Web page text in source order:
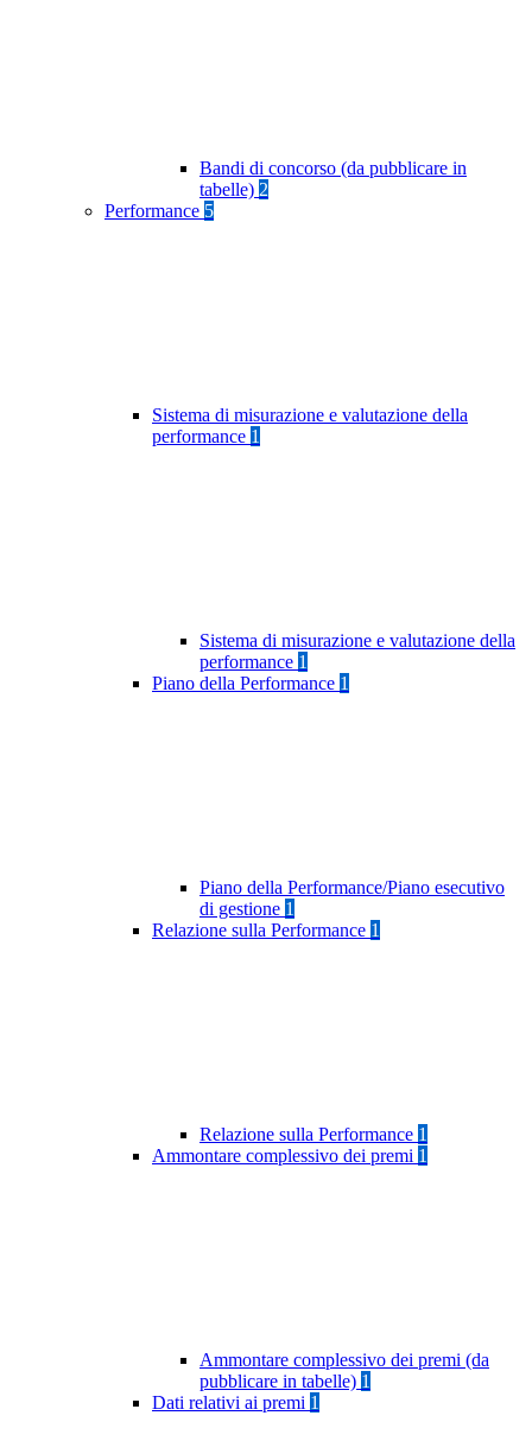
Bandi di concorso (da pubblicare in
tabelle) 2
Performance 5
Sistema di misurazione e valutazione della
performance 1
Sistema di misurazione e valutazione della
performance 1
Piano della Performance 1
Piano della Performance/Piano esecutivo
di gestione 1
Relazione sulla Performance 1
Relazione sulla Performance 1
Ammontare complessivo dei premi 1
Ammontare complessivo dei premi (da
pubblicare in tabelle) 1
Dati relativi ai premi 1